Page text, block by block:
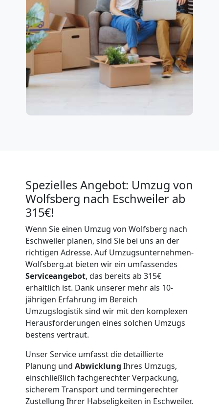
Spezielles Angebot: Umzug von
Wolfsberg nach Eschweiler ab
315€!
Wenn Sie einen Umzug von Wolfsberg nach
Eschweiler planen, sind Sie bei uns an der
richtigen Adresse. Auf Umzugsunternehmen-
Wolfsberg.at bieten wir ein umfassendes
Serviceangebot, das bereits ab 315€
erhältlich ist. Dank unserer mehr als 10-
jährigen Erfahrung im Bereich
Umzugslogistik sind wir mit den komplexen
Herausforderungen eines solchen Umzugs
bestens vertraut.
Unser Service umfasst die detaillierte
Planung und Abwicklung Ihres Umzugs,
einschließlich fachgerechter Verpackung,
sicherem Transport und termingerechter
Zustellung Ihrer Habseligkeiten in Eschweiler.